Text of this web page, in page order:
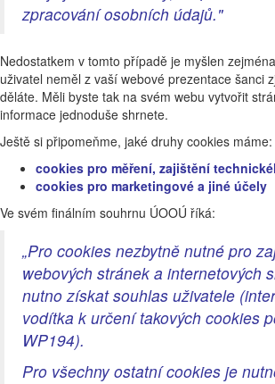
zpracování osobních údajů."
Nedostatkem v tomto případě je myšlen
uživatel neměl z vaší webové prezentace šanci
děláte. Měli byste tak na svém webu vytvořit
informace jednoduše shrnete.
Ještě si připomeňme, jaké druhy cookies máme:
cookies pro měření, zajištění
cookies pro marketingové a jiné účely
Ve svém finálním souhrnu ÚOOÚ říká:
„Pro cookies nezbytně nutné pro
webových stránek a internetových
nutno získat souhlas uživatele
vodítka k určení takových cookies
WP194).
Pro všechny ostatní cookies je